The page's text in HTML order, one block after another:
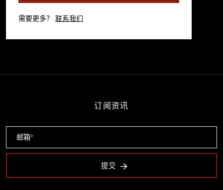
需要更多？ 联系我们
订阅资讯
提交